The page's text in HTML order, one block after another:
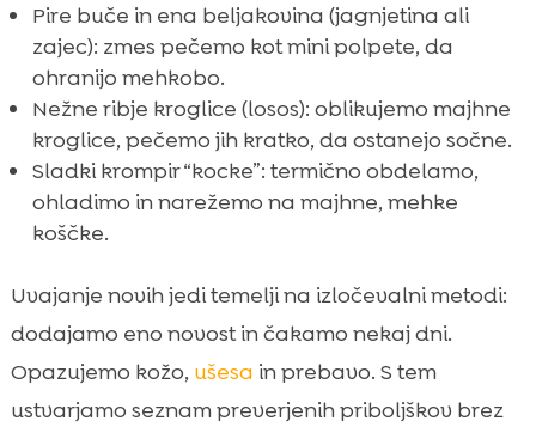
Pire buče in ena beljakovina (jagnjetina ali
zajec): zmes pečemo kot mini polpete, da
ohranijo mehkobo.
Nežne ribje kroglice (losos): oblikujemo majhne
kroglice, pečemo jih kratko, da ostanejo sočne.
Sladki krompir “kocke”: termično obdelamo,
ohladimo in narežemo na majhne, mehke
koščke.
Uvajanje novih jedi temelji na izločevalni metodi:
dodajamo eno novost in čakamo nekaj dni.
Opazujemo kožo, ušesa in prebavo. S tem
ustvarjamo seznam preverjenih priboljškov brez